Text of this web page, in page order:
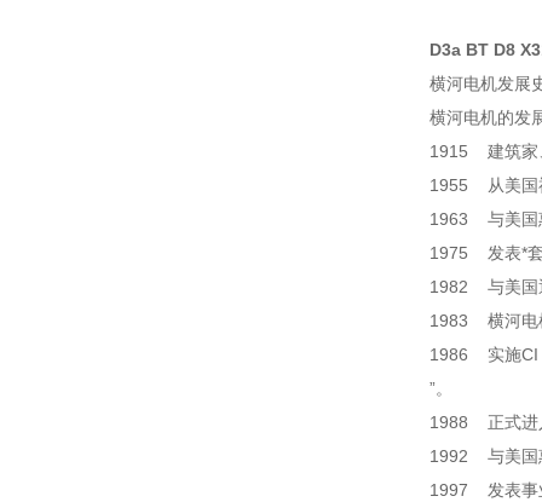
D3a BT D8
横河电机发展
横河电机的发
1915 建筑家
1955 从美国
1963 与美国
1975 发表*套
1982 与美国
1983 横河电
1986 实施CI
”。
1988 正式进
1992 与美国
1997 发表事